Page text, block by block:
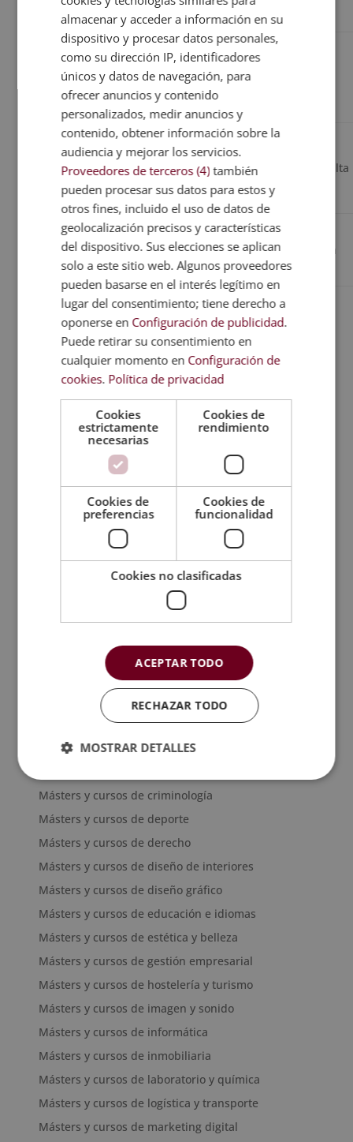
técnica o FP
correctamente
Chef
Formación
superior y
experiencia
Crear y
propuestas
culinarias
Jefe de
cocina
Formación
técnica +
gestión
Coordinar la
cocina y
garantizar
resultados
Muy alta
Gastrónomo
Formación
académica
especializada
Analizar y
estudiar la
gastronomía
Media
Quizá te interese...
Chef + Agricultura
Ecológica
Coach nutricional: qué
hace y en qué se
diferencia…
¿Qué diferencia hay
Categorías de cursos
Formación Profesional
Másters y cursos de calidad y medio ambiente
Másters y cursos de comercio
Másters y cursos de comunicación
Másters y cursos de criminología
Másters y cursos de deporte
Másters y cursos de derecho
Másters y cursos de diseño de interiores
Másters y cursos de diseño gráfico
Másters y cursos de educación e idiomas
Másters y cursos de estética y belleza
Másters y cursos de gestión empresarial
Másters y cursos de hostelería y turismo
Másters y cursos de imagen y sonido
Másters y cursos de informática
Másters y cursos de inmobiliaria
Másters y cursos de laboratorio y química
Másters y cursos de logística y transporte
Másters y cursos de marketing digital
almacenar y acceder a información en su
dispositivo y procesar datos personales,
como su dirección IP, identificadores
únicos y datos de navegación, para
ofrecer anuncios y contenido
personalizados, medir anuncios y
contenido, obtener información sobre la
audiencia y mejorar los servicios.
Proveedores de terceros (4) también
pueden procesar sus datos para estos y
otros fines, incluido el uso de datos de
geolocalización precisos y características
del dispositivo. Sus elecciones se aplican
solo a este sitio web. Algunos proveedores
pueden basarse en el interés legítimo en
lugar del consentimiento; tiene derecho a
oponerse en Configuración de publicidad.
Puede retirar su consentimiento en
cualquier momento en Configuración de
cookies. Política de privacidad
Cookies
estrictamente
necesarias
Cookies de
rendimiento
Cookies de
preferencias
Cookies de
funcionalidad
Cookies no clasificadas
ACEPTAR TODO
RECHAZAR TODO
MOSTRAR DETALLES